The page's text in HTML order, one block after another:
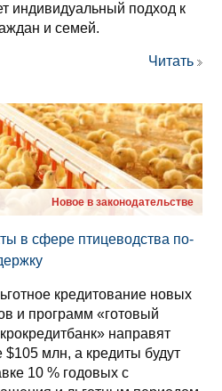
индивидуальный подход к
и семей.
Читать
Новое в законодательстве
в сфе­ре пти­це­водс­тва по­
кредитование новых
и программ «готовый
направят
$105 млн, а кредиты будут
10 % годовых с